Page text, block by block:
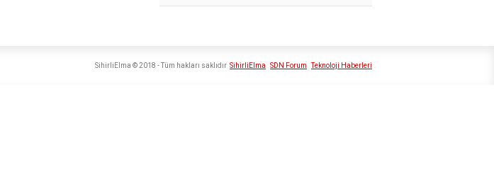
SihirliElma SDN Forum Teknoloji Haberleri
SihirliElma © 2018 - Tüm hakları saklıdır